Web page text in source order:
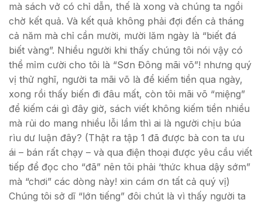
mà sách vở có chỉ dẫn, thế là xong và chúng ta ngồi
chờ kết quả. Và kết quả không phải đợi đến cả tháng
cả năm mà chỉ cần mười, mười lăm ngày là “biết đá
biết vàng”. Nhiều người khi thấy chúng tôi nói vậy có
thể mỉm cười cho tôi là “Sơn Đông mãi võ”! nhưng quý
vị thử nghĩ, người ta mãi võ là để kiếm tiền qua ngày,
xong rồi thấy biến đi đâu mất, còn tôi mãi võ “miệng”
để kiếm cái gì đây giờ, sách viết không kiếm tiền nhiều
mà rủi do mang nhiều lỗi lầm thì ai là người chịu búa
rìu dư luận đây? (Thật ra tập 1 đã được bà con ta ưu
ái – bán rất chạy – và qua điện thoại được yêu cầu viết
tiếp để đọc cho “đã” nên tôi phải ‘thức khua dậy sớm”
mà “chơi” các dòng này! xin cám ơn tất cả quý vị)
Chúng tôi sở dĩ “lớn tiếng” đôi chút là vì thấy người ta